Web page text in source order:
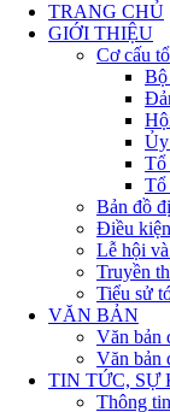
TRANG CHỦ
GIỚI THIỆU
Cơ cấu
Bộ
Ủy
Tổ
Tổ
Bản đồ
Điều
Lễ hội
Truyền
Tiểu sử
VĂN BẢN
Văn bản
Văn bản
TIN TỨC, SỰ
Thông